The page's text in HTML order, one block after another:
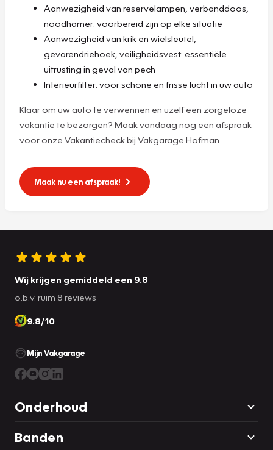
Aanwezigheid van reservelampen, verbanddoos,
noodhamer: voorbereid zijn op elke situatie
Aanwezigheid van krik en wielsleutel,
gevarendriehoek, veiligheidsvest: essentiële
uitrusting in geval van pech
Interieurfilter: voor schone en frisse lucht in uw auto
Klaar om uw auto te verwennen en uzelf een zorgeloze
vakantie te bezorgen? Maak vandaag nog een afspraak
voor onze Vakantiecheck bij Vakgarage Hofman
Maak nu een afspraak!
Wij krijgen gemiddeld een 9.8
o.b.v. ruim 8 reviews
9.8/10
Mijn Vakgarage
Onderhoud
Banden